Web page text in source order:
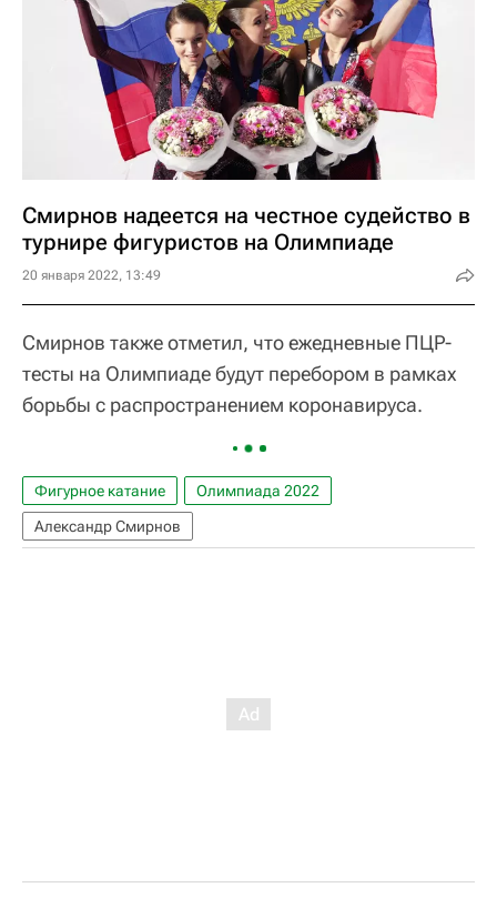
Смирнов надеется на честное судейство в
турнире фигуристов на Олимпиаде
20 января 2022, 13:49
Смирнов также отметил, что ежедневные ПЦР-
тесты на Олимпиаде будут перебором в рамках
борьбы с распространением коронавируса.
Фигурное катание
Олимпиада 2022
Александр Смирнов